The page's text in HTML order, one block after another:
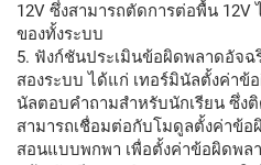
12V ซึ่งสามารถตัดการต่อพื้น
ของทั้งระบบ
5. ฟังก์ชันประเมินข้อผิดพลาดอัจฉ
สองระบบ ได้แก่ เทอร์มินัลตั้งค่าข้
นัลตอบคำถามสำหรับนักเรียน ซึ่ง
สามารถเชื่อมต่อกับโมดูลตั้งค่าข้อ
สอนแบบพกพา เพื่อตั้งค่าข้อผิดพล